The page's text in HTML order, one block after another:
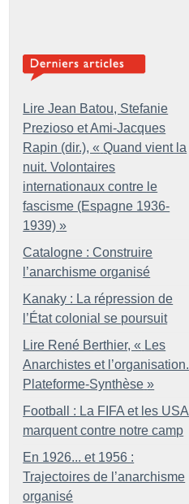
Lire Jean Batou, Stefanie
Prezioso et Ami-Jacques
Rapin (dir.), « Quand vient la
nuit. Volontaires
internationaux contre le
fascisme (Espagne 1936-
1939) »
Catalogne : Construire
l’anarchisme organisé
Kanaky : La répression de
l’État colonial se poursuit
Lire René Berthier, « Les
Anarchistes et l’organisation.
Plateforme-Synthèse »
Football : La FIFA et les USA
marquent contre notre camp
En 1926... et 1956 :
Trajectoires de l’anarchisme
organisé